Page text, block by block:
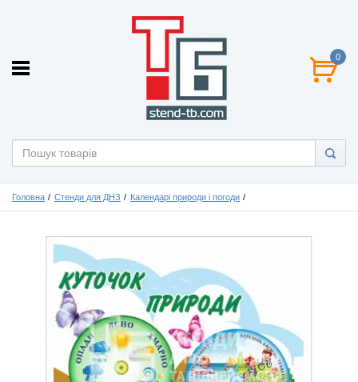
0
Головна Стенди для ДНЗ Календарі природи і погоди